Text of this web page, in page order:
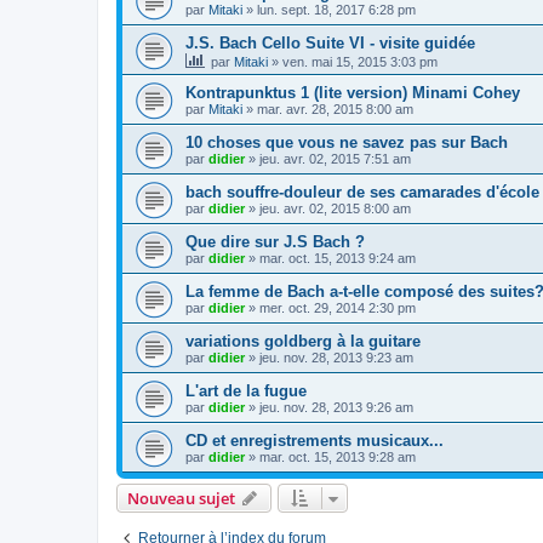
par Mitaki » lun. sept. 18, 2017 6:28 pm
J.S. Bach Cello Suite VI - visite guidée
par Mitaki » ven. mai 15, 2015 3:03 pm
Kontrapunktus 1 (lite version) Minami Cohey
par Mitaki » mar. avr. 28, 2015 8:00 am
10 choses que vous ne savez pas sur Bach
par didier» jeu. avr. 02, 2015 7:51 am
bach souffre-douleur de ses camarades d'école
par didier» jeu. avr. 02, 2015 8:00 am
Que dire sur J.S Bach ?
par didier» mar. oct. 15, 2013 9:24 am
La femme de Bach a-t-elle composé des suites?
par didier» mer. oct. 29, 2014 2:30 pm
variations goldberg à la guitare
par didier» jeu. nov. 28, 2013 9:23 am
L'art de la fugue
par didier» jeu. nov. 28, 2013 9:26 am
CD et enregistrements musicaux...
par didier» mar. oct. 15, 2013 9:28 am
Nouveau sujet
Retourner à l’index du forum